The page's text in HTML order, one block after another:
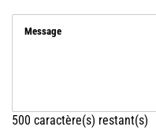
Message
500 caractère(s) restant(s)